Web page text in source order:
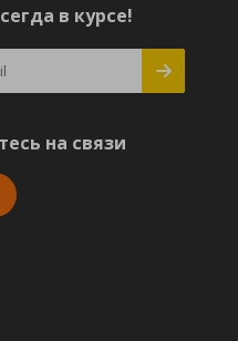
в курсе!
на связи